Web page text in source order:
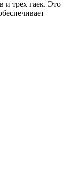
и трех гаек. Это